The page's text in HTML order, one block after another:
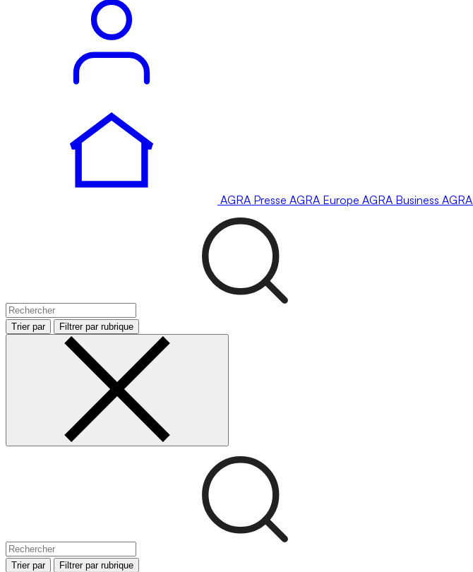
AGRA Presse AGRA Europe AGRA Business AGRA
Trier par Filtrer par rubrique
Trier par Filtrer par rubrique